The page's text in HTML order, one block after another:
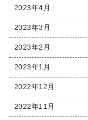
2023年4月
2023年3月
2023年2月
2023年1月
2022年12月
2022年11月